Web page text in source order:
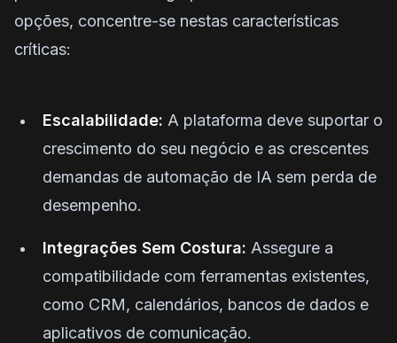
opções, concentre-se nestas características
críticas:
Escalabilidade: A plataforma deve suportar o
crescimento do seu negócio e as crescentes
demandas de automação de IA sem perda de
desempenho.
Integrações Sem Costura: Assegure a
compatibilidade com ferramentas existentes,
como CRM, calendários, bancos de dados e
aplicativos de comunicação.